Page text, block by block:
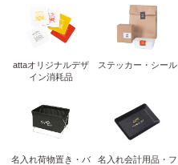
attaオリジナルデザ
イン消耗品
ステッカー・シール
名入れ荷物置き・バ
名入れ会計用品・フ